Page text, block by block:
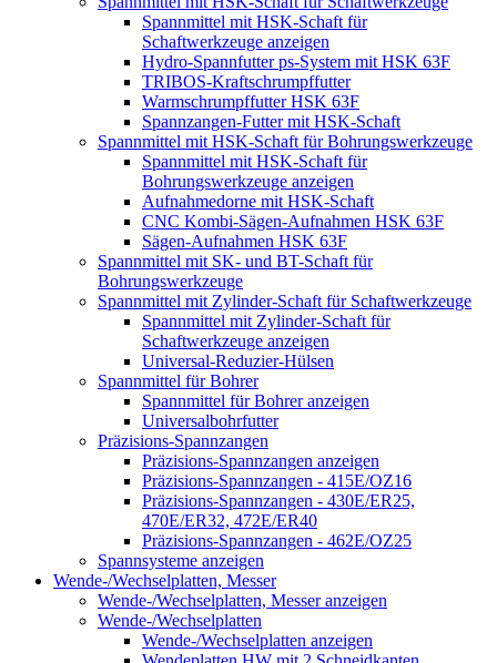
Spannmittel mit HSK-Schaft für
Schaftwerkzeuge anzeigen
Hydro-Spannfutter ps-System mit HSK 63F
TRIBOS-Kraftschrumpffutter
Warmschrumpffutter HSK 63F
Spannzangen-Futter mit HSK-Schaft
Spannmittel mit HSK-Schaft für Bohrungswerkzeuge
Spannmittel mit HSK-Schaft für
Bohrungswerkzeuge anzeigen
Aufnahmedorne mit HSK-Schaft
CNC Kombi-Sägen-Aufnahmen HSK 63F
Sägen-Aufnahmen HSK 63F
Spannmittel mit SK- und BT-Schaft für
Bohrungswerkzeuge
Spannmittel mit Zylinder-Schaft für Schaftwerkzeuge
Spannmittel mit Zylinder-Schaft für
Schaftwerkzeuge anzeigen
Universal-Reduzier-Hülsen
Spannmittel für Bohrer
Spannmittel für Bohrer anzeigen
Universalbohrfutter
Präzisions-Spannzangen
Präzisions-Spannzangen anzeigen
Präzisions-Spannzangen - 415E/OZ16
Präzisions-Spannzangen - 430E/ER25,
470E/ER32, 472E/ER40
Präzisions-Spannzangen - 462E/OZ25
Spannsysteme anzeigen
Wende-/Wechselplatten, Messer
Wende-/Wechselplatten, Messer anzeigen
Wende-/Wechselplatten
Wende-/Wechselplatten anzeigen